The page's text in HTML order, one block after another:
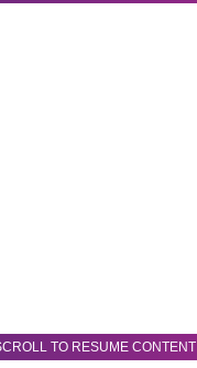
TO RESUME CONTENT